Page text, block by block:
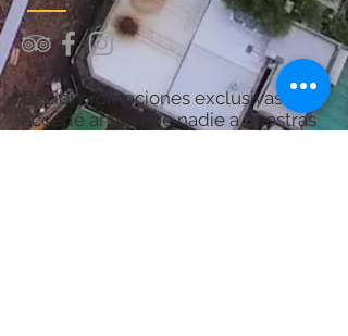
Recibí promociones exclusivas y
accedé antes que nadie a nuestras